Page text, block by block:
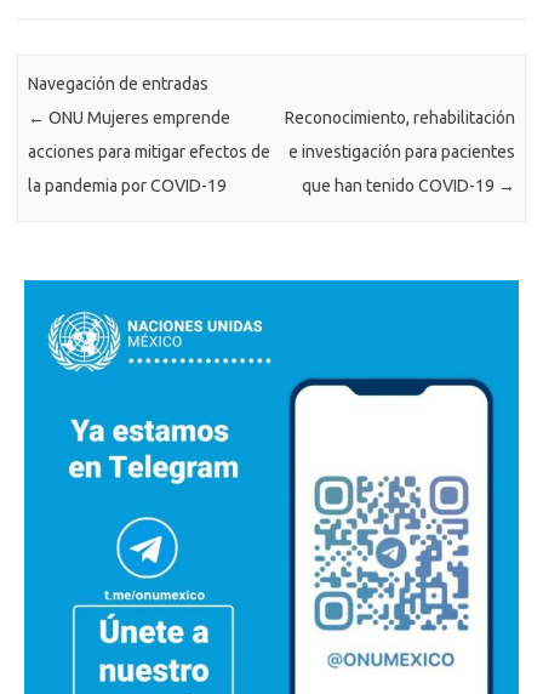
Navegación de entradas
← ONU Mujeres emprende
acciones para mitigar efectos de
la pandemia por COVID-19
Reconocimiento, rehabilitación
e investigación para pacientes
que han tenido COVID-19 →